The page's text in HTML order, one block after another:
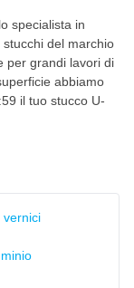
specialista in
del marchio
per grandi lavori di
abbiamo
il tuo stucco U-
vernici